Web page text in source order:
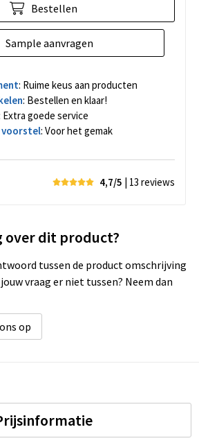
Bestellen
Sample aanvragen
: Ruime keus aan producten
: Bestellen en klaar!
Extra goede service
: Voor het gemak
4,7/5 | 13 reviews
over dit product?
tussen de product omschrijving
vraag er niet tussen? Neem dan
op